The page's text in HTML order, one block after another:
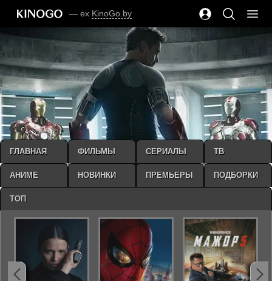
— ex KinoGo.by
ГЛАВНАЯ ФИЛЬМЫ СЕРИАЛЫ ТВ
АНИМЕ НОВИНКИ ПРЕМЬЕРЫ ПОДБОРКИ
ТОП